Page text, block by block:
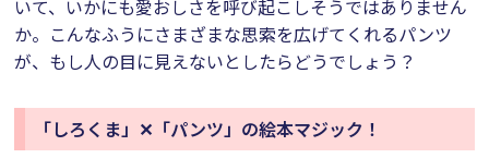
いて、いかにも愛おしさを呼び起こしそうではありません
か。こんなふうにさまざまな思索を広げてくれるパンツ
が、もし人の目に見えないとしたらどうでしょう？
「しろくま」✕「パンツ」の絵本マジック！